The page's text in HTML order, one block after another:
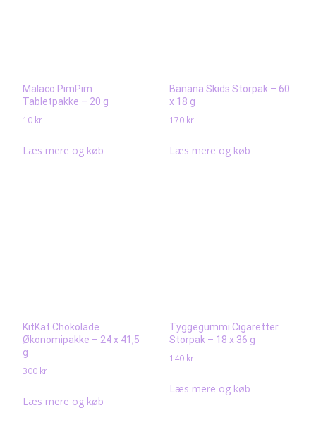
Malaco PimPim
Tabletpakke – 20 g
10 kr
Læs mere og køb
Banana Skids Storpak – 60
x 18 g
170 kr
Læs mere og køb
KitKat Chokolade
Økonomipakke – 24 x 41,5
g
300 kr
Læs mere og køb
Tyggegummi Cigaretter
Storpak – 18 x 36 g
140 kr
Læs mere og køb